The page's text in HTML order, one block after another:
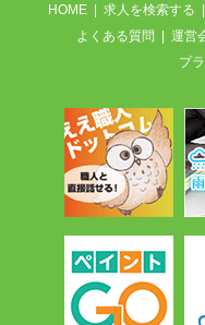
HOME 求人を検索する
よくある質問
運営
プ